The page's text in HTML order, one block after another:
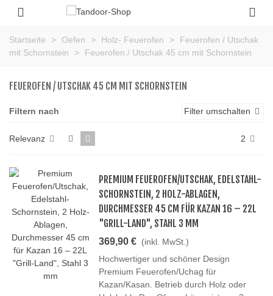
Startseite > Oefen > Holz- Feuerofen >
Feuerofen / Utschak
mit Schornstein
> Feuerofen / Utschak 45 cm mit Schornstein
FEUEROFEN / UTSCHAK 45 CM MIT SCHORNSTEIN
Filtern nach Filter umschalten
Relevanz 2
PREMIUM FEUEROFEN/UTSCHAK, EDELSTAHL-
SCHORNSTEIN, 2 HOLZ-ABLAGEN,
DURCHMESSER 45 CM FÜR KAZAN 16 – 22L
"GRILL-LAND", STAHL 3 MM
369,90 € (inkl. MwSt.)
Hochwertiger und schöner Design
Premium Feuerofen/Uchag für
Kazan/Kasan. Betrieb durch Holz oder